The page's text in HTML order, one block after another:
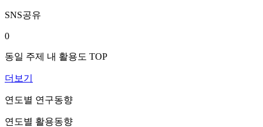
SNS공유
0
동일 주제 내 활용도 TOP
더보기
연도별 연구동향
연도별 활용동향